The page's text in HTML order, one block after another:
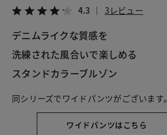
4.3 3レビュー
デニムライクな質感を
洗練された風合いで楽しめる
スタンドカラーブルゾン
同シリーズでワイドパンツがございます。
ワイドパンツはこちら